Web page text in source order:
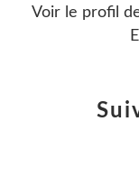
Voir le profil